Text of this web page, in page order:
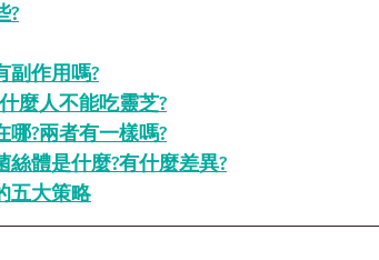
?
副作用嗎?
麼人不能吃靈芝?
哪?兩者有一樣嗎?
絲體是什麼?有什麼差異?
五大策略